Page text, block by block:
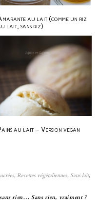
au lait (comme un riz
lait, sans riz)
au lait – Version vegan
, Recettes végétaliennes, Sans lait,
rien… Sans rien, vraiment ?